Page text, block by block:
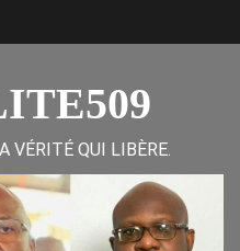
VÉRITÉ QUI LIBÈRE.